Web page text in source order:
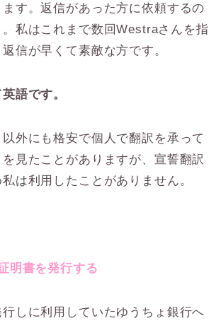
す。返信があった方に依頼するの
私はこれまで数回Westraさんを指
信が早くて素敵な方です。
語です。
外にも格安で個人で翻訳を承って
見たことがありますが、宣誓翻訳
は利用したことがありません。
明書を発行する
しに利用していたゆうちょ銀行へ